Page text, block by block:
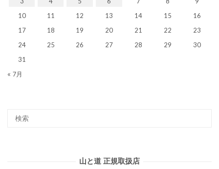
10
11 12 13 14 15
16
17
18 19 20 21 22
23
24
25 26 27 28 29
30
31
« 7月
山と道 正規取扱店